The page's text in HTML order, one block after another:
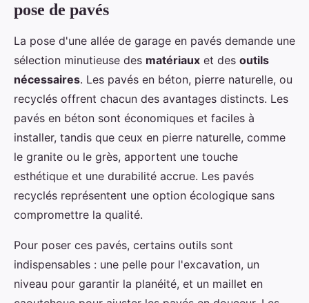
pose de pavés
La pose d'une allée de garage en pavés demande une
sélection minutieuse des matériaux et des outils
nécessaires. Les pavés en béton, pierre naturelle, ou
recyclés offrent chacun des avantages distincts. Les
pavés en béton sont économiques et faciles à
installer, tandis que ceux en pierre naturelle, comme
le granite ou le grès, apportent une touche
esthétique et une durabilité accrue. Les pavés
recyclés représentent une option écologique sans
compromettre la qualité.
Pour poser ces pavés, certains outils sont
indispensables : une pelle pour l'excavation, un
niveau pour garantir la planéité, et un maillet en